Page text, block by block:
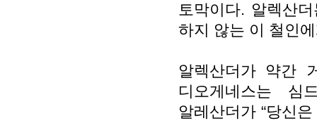
토막이다. 알렉산
하지 않는 이 철인
알렉산더가 약간
디오게네스는 심
알레산더가 “당신